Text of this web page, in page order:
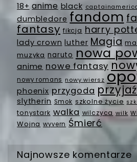
18+ anime black
dumbledore fandom
fantasy fikcja harry
lady crown luther Magia
muzyka naruto nowa
anime nowe fantasy
nowy romans nowy wiersz
phoenix przygoda
slytherin Smok szkolne życie
tonystark walka wilczyca wilk
Wojna wyvern Śmierć
Najnowsze komentarze